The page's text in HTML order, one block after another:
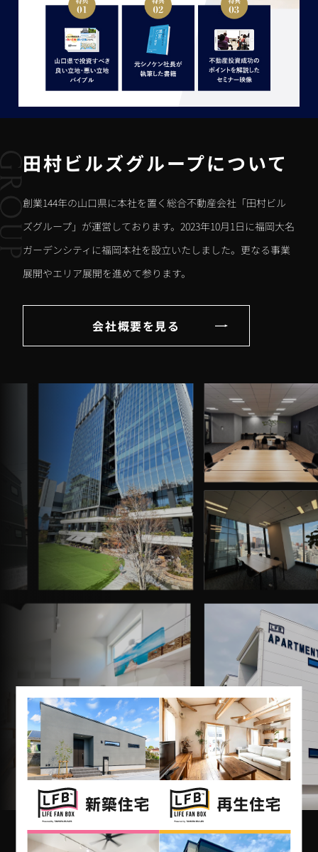
田村ビルズグループについて
創業144年の山口県に本社を置く総合不動産会社「田村ビル
ズグループ」が運営しております。2023年10月1日に福岡大名
ガーデンシティに福岡本社を設立いたしました。更なる事業
展開やエリア展開を進めて参ります。
会社概要を見る